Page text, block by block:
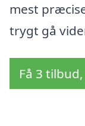
mest
trygt gå
Få 3